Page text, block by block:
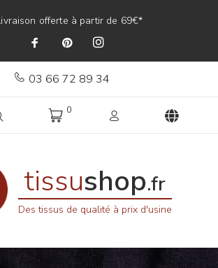
offerte à partir de 69€*
03 66 72 89 34
0
tissushop.fr
Des tissus de qualité à prix d'usine